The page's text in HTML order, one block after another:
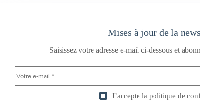
Mises à jour de la
Saisissez votre adresse e-mail ci-dessous et
J’accepte la politique de